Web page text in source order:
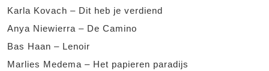
Karla Kovach – Dit heb je verdiend
Anya Niewierra – De Camino
Bas Haan – Lenoir
Marlies Medema – Het papieren paradijs